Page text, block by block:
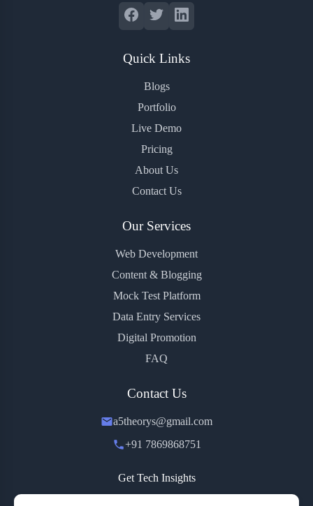
Quick Links
Blogs
Portfolio
Live Demo
Pricing
About Us
Contact Us
Our Services
Web Development
Content & Blogging
Mock Test Platform
Data Entry Services
Digital Promotion
FAQ
Contact Us
a5theorys@gmail.com
+91 7869868751
Get Tech Insights